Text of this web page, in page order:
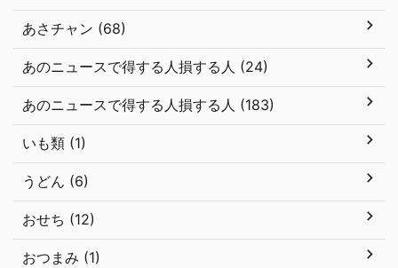
あさチャン (68)
あのニュースで得する人損する人 (24)
あのニュースで得する人損する人 (183)
いも類 (1)
うどん (6)
おせち (12)
おつまみ (1)